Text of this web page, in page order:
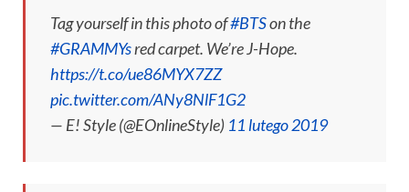
Tag yourself in this photo of#BTSon the
#GRAMMYsred carpet. We’re J-Hope.
https://t.co/ue86MYX7ZZ
pic.twitter.com/ANy8NlF1G2
— E! Style (@EOnlineStyle) 11 lutego 2019